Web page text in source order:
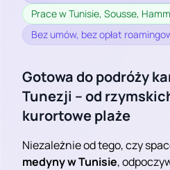
Prace w Tunisie, Sousse,
Bez umów, bez opłat
Gotowa do podróży
Tunezji – od
kurortowe plaże
Niezależnie od tego, czy
medyny w Tunisie,